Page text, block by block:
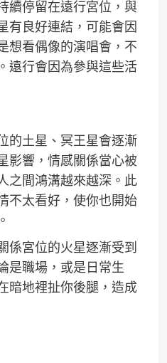
續停留在遠行宮位，與
有良好連結，可能會因
想看偶像的演唱會，不
遠行會因為參與這些活
的土星、冥王星會逐漸
影響，情感關係當心被
之間鴻溝越來越深。此
不太看好，使你也開始
係宮位的火星逐漸受到
是職場，或是日常生
暗地裡扯你後腿，造成